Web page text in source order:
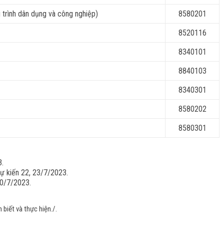
dân dụng và công nghiệp)
8580201
8520116
8340101
8840103
8340301
8580202
8580301
kiến 22, 23/7/2023.
7/2023.
biết và thực hiện./.